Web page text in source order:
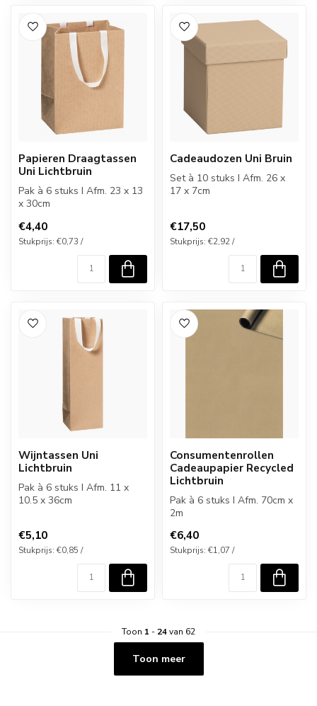
Papieren Draagtassen
Uni Lichtbruin
Pak à 6 stuks I Afm. 23 x 13
x 30cm
€4,40
Stukprijs: €0,73 /
Cadeaudozen Uni Bruin
Set à 10 stuks I Afm. 26 x
17 x 7cm
€17,50
Stukprijs: €2,92 /
Wijntassen Uni
Lichtbruin
Pak à 6 stuks I Afm. 11 x
10.5 x 36cm
€5,10
Stukprijs: €0,85 /
Consumentenrollen
Cadeaupapier Recycled
Lichtbruin
Pak à 6 stuks I Afm. 70cm x
2m
€6,40
Stukprijs: €1,07 /
Toon 1 - 24van 62
Toon meer